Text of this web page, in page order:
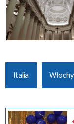
Italia Włochy